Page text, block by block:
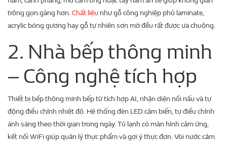
trông gọn gàng hơn.Chất liệu như gỗ công nghiệp phủ laminate,
acrylic bóng gương hay gỗ tự nhiên sơn mờ đều rất được ưa chuộng.
2. Nhà bếp thông minh
– Công nghệ tích hợp
Thiết bị bếp thông minh bếp từ tích hợp AI, nhận diện nồi nấu và tự
động điều chỉnh nhiệt độ. Hệ thống đèn LED cảm biến, tự điều chỉnh
ánh sáng theo thời gian trong ngày. Tủ lạnh có màn hình cảm ứng,
kết nối WiFi giúp quản lý thực phẩm và gợi ý thực đơn. Vòi nước cảm